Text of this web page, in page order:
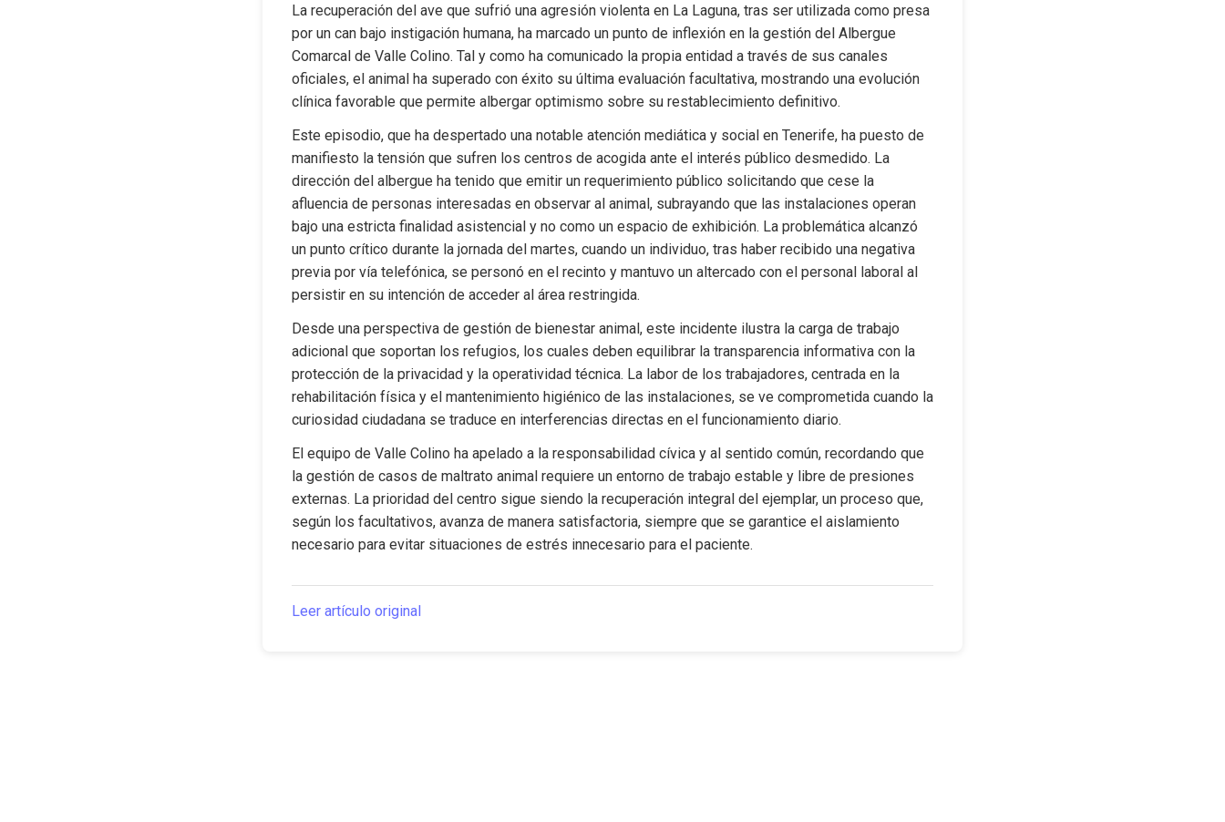
La recuperación del ave que sufrió una agresión violenta en La Laguna, tras ser utilizada como presa
por un can bajo instigación humana, ha marcado un punto de inflexión en la gestión del Albergue
Comarcal de Valle Colino. Tal y como ha comunicado la propia entidad a través de sus canales
oficiales, el animal ha superado con éxito su última evaluación facultativa, mostrando una evolución
clínica favorable que permite albergar optimismo sobre su restablecimiento definitivo.
Este episodio, que ha despertado una notable atención mediática y social en Tenerife, ha puesto de
manifiesto la tensión que sufren los centros de acogida ante el interés público desmedido. La
dirección del albergue ha tenido que emitir un requerimiento público solicitando que cese la
afluencia de personas interesadas en observar al animal, subrayando que las instalaciones operan
bajo una estricta finalidad asistencial y no como un espacio de exhibición. La problemática alcanzó
un punto crítico durante la jornada del martes, cuando un individuo, tras haber recibido una negativa
previa por vía telefónica, se personó en el recinto y mantuvo un altercado con el personal laboral al
persistir en su intención de acceder al área restringida.
Desde una perspectiva de gestión de bienestar animal, este incidente ilustra la carga de trabajo
adicional que soportan los refugios, los cuales deben equilibrar la transparencia informativa con la
protección de la privacidad y la operatividad técnica. La labor de los trabajadores, centrada en la
rehabilitación física y el mantenimiento higiénico de las instalaciones, se ve comprometida cuando la
curiosidad ciudadana se traduce en interferencias directas en el funcionamiento diario.
El equipo de Valle Colino ha apelado a la responsabilidad cívica y al sentido común, recordando que
la gestión de casos de maltrato animal requiere un entorno de trabajo estable y libre de presiones
externas. La prioridad del centro sigue siendo la recuperación integral del ejemplar, un proceso que,
según los facultativos, avanza de manera satisfactoria, siempre que se garantice el aislamiento
necesario para evitar situaciones de estrés innecesario para el paciente.
Leer artículo original